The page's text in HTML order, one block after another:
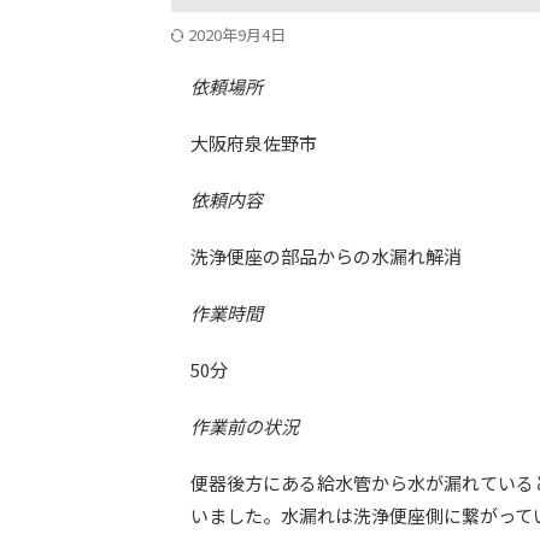
2020年9月4日
依頼場所
大阪府泉佐野市
依頼内容
洗浄便座の部品からの水漏れ解消
作業時間
50分
作業前の状況
便器後方にある給水管から水が漏れてい
いました。水漏れは洗浄便座側に繋がっ